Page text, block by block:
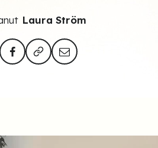
Laura Ström